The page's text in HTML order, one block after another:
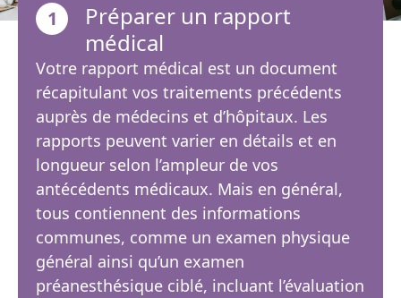
1
Préparer un rapport
médical
Votre rapport médical est un document
récapitulant vos traitements précédents
auprès de médecins et d’hôpitaux. Les
rapports peuvent varier en détails et en
longueur selon l’ampleur de vos
antécédents médicaux. Mais en général,
tous contiennent des informations
communes, comme un examen physique
général ainsi qu’un examen
préanesthésique ciblé, incluant l’évaluation